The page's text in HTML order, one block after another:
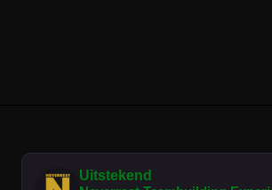
Uitstekend